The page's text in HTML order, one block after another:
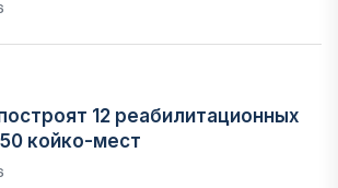
12 реабилитационных
койко-мест